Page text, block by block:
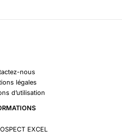
nous
légales
d’utilisation
EXCEL